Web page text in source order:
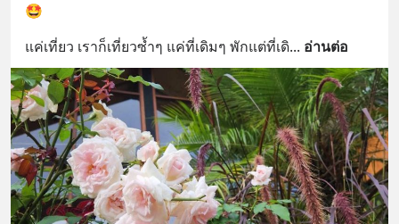
🤩
แค่เที่ยว เราก็เที่ยวซ้ำๆ แค่ที่เดิมๆ พักแต่ที่เดิ... อ่านต่อ